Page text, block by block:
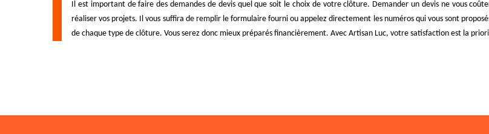
Il est important de faire des demandes de devis quel que soit le choix de votre clôture. Demander un devis ne vous
réaliser vos projets. Il vous suffira de remplir le formulaire fourni ou appelez directement les numéros qui vous sont
de chaque type de clôture. Vous serez donc mieux préparés financièrement. Avec Artisan Luc, votre satisfaction est la